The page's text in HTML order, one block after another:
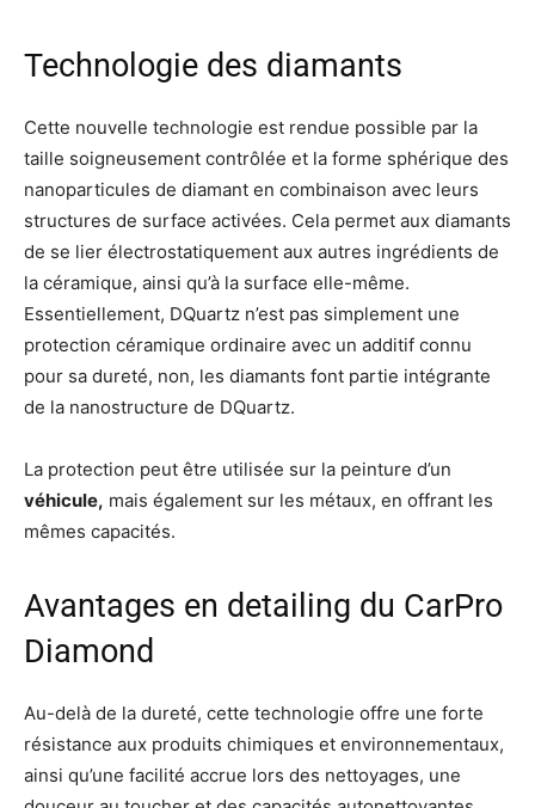
Technologie des diamants
Cette nouvelle technologie est rendue possible par la
taille soigneusement contrôlée et la forme sphérique des
nanoparticules de diamant en combinaison avec leurs
structures de surface activées. Cela permet aux diamants
de se lier électrostatiquement aux autres ingrédients de
la céramique, ainsi qu’à la surface elle-même.
Essentiellement, DQuartz n’est pas simplement une
protection céramique ordinaire avec un additif connu
pour sa dureté, non, les diamants font partie intégrante
de la nanostructure de DQuartz.
La protection peut être utilisée sur la peinture d’un
véhicule, mais également sur les métaux, en offrant les
mêmes capacités.
Avantages en detailing du CarPro
Diamond
Au-delà de la dureté, cette technologie offre une forte
résistance aux produits chimiques et environnementaux,
ainsi qu’une facilité accrue lors des nettoyages, une